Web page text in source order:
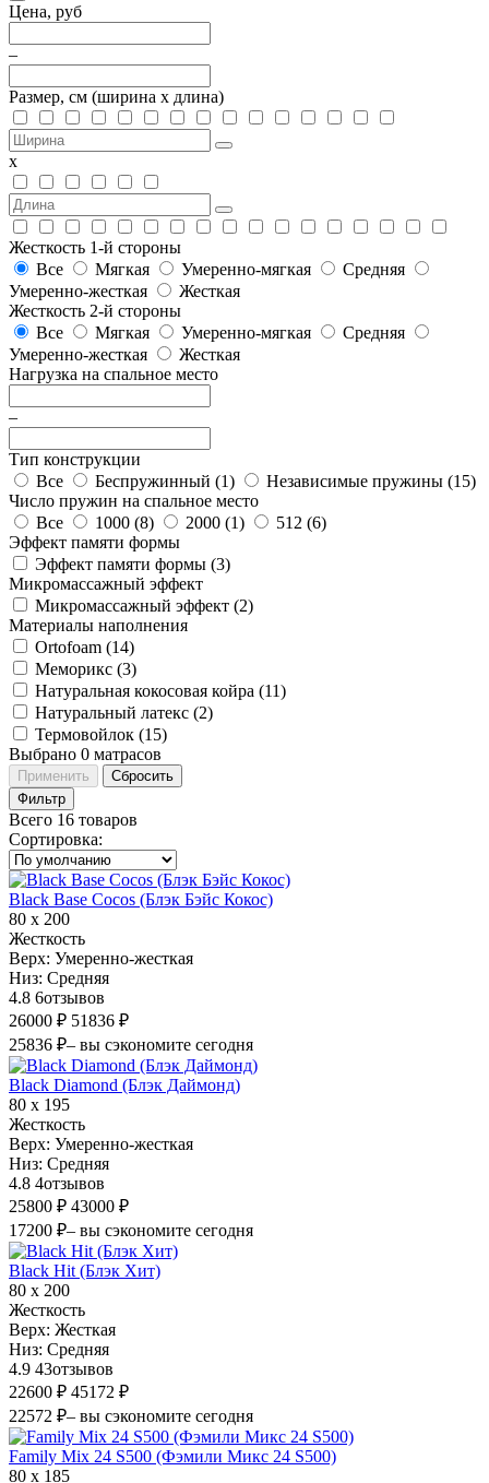
Цена, руб
–
Размер, см (ширина х длина)
х
Жесткость 1-й стороны
Все
Мягкая Умеренно-мягкая
Средняя
Умеренно-жесткая
Жесткая
Жесткость 2-й стороны
Все
Мягкая Умеренно-мягкая
Средняя
Умеренно-жесткая
Жесткая
Нагрузка на спальное место
–
Тип конструкции
Все
Беспружинный (1) Независимые пружины (15)
Число пружин на спальное место
Все
1000 (8) 2000 (1) 512 (6)
Эффект памяти формы
Эффект памяти формы (3)
Микромассажный эффект
Микромассажный эффект (2)
Материалы наполнения
Ortofoam (14)
Меморикс (3)
Натуральная кокосовая койра (11)
Натуральный латекс (2)
Термовойлок (15)
Выбрано 0 матрасов
Применить
Сбросить
Фильтр
Всего 16 товаров
Сортировка:
Black Base Cocos (Блэк Бэйс Кокос)
80 х 200
Жесткость
Верх: Умеренно-жесткая
Низ: Средняя
4.8 6отзывов
26000 ₽ 51836 ₽
25836 ₽– вы сэкономите сегодня
Black Diamond (Блэк Даймонд)
80 х 195
Жесткость
Верх: Умеренно-жесткая
Низ: Средняя
4.8 4отзывов
25800 ₽ 43000 ₽
17200 ₽– вы сэкономите сегодня
Black Hit (Блэк Хит)
80 х 200
Жесткость
Верх: Жесткая
Низ: Средняя
4.9 43отзывов
22600 ₽ 45172 ₽
22572 ₽– вы сэкономите сегодня
Family Mix 24 S500 (Фэмили Микс 24 S500)
80 х 185